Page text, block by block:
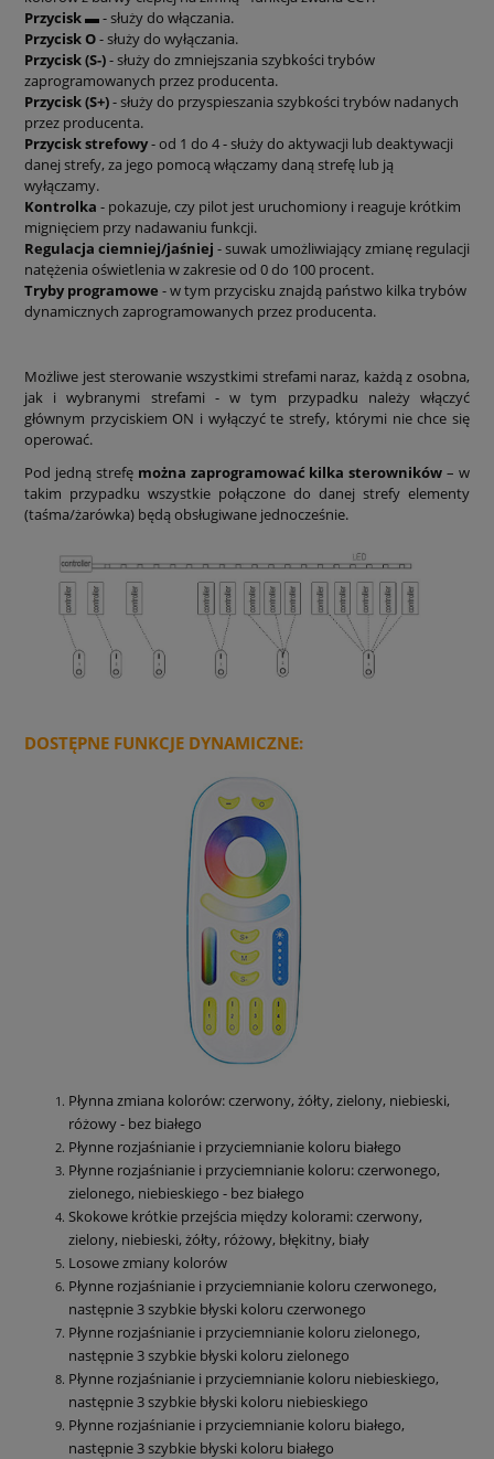
Przycisk ▬- służy do włączania.
Przycisk O- służy do wyłączania.
Przycisk (S-)- służy do zmniejszania szybkości trybów
zaprogramowanych przez producenta.
Przycisk (S+)- służy do przyspieszania szybkości trybów nadanych
przez producenta.
Przycisk strefowy- od 1 do 4 - służy do aktywacji lub deaktywacji
danej strefy, za jego pomocą włączamy daną strefę lub ją
wyłączamy.
Kontrolka - pokazuje, czy pilot jest uruchomiony i reaguje krótkim
mignięciem przy nadawaniu funkcji.
Regulacja ciemniej/jaśniej - suwak umożliwiający zmianę regulacji
natężenia oświetlenia w zakresie od 0 do 100 procent.
Tryby programowe - w tym przycisku znajdą państwo kilka trybów
dynamicznych zaprogramowanych przez producenta.
Możliwe jest sterowanie wszystkimi strefami naraz, każdą z osobna,
jak i wybranymi strefami - w tym przypadku należy włączyć
głównym przyciskiem ON i wyłączyć te strefy, którymi nie chce się
operować.
Pod jedną strefę można zaprogramować kilka sterowników – w
takim przypadku wszystkie połączone do danej strefy elementy
(taśma/żarówka) będą obsługiwane jednocześnie.
DOSTĘPNE FUNKCJE DYNAMICZNE:
Płynna zmiana kolorów: czerwony, żółty, zielony, niebieski,
różowy - bez białego
Płynne rozjaśnianie i przyciemnianie koloru białego
Płynne rozjaśnianie i przyciemnianie koloru: czerwonego,
zielonego, niebieskiego - bez białego
Skokowe krótkie przejścia między kolorami: czerwony,
zielony, niebieski, żółty, różowy, błękitny, biały
Losowe zmiany kolorów
Płynne rozjaśnianie i przyciemnianie koloru czerwonego,
następnie 3 szybkie błyski koloru czerwonego
Płynne rozjaśnianie i przyciemnianie koloru zielonego,
następnie 3 szybkie błyski koloru zielonego
Płynne rozjaśnianie i przyciemnianie koloru niebieskiego,
następnie 3 szybkie błyski koloru niebieskiego
Płynne rozjaśnianie i przyciemnianie koloru białego,
następnie 3 szybkie błyski koloru białego